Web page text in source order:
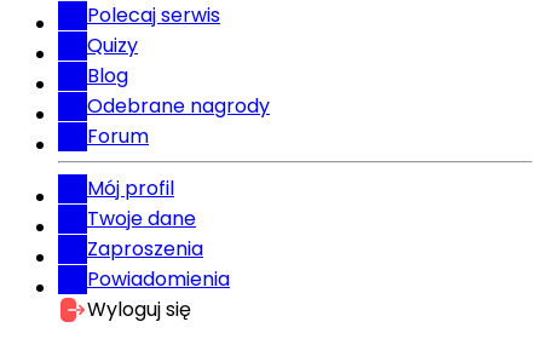
Polecaj serwis
Quizy
Blog
Odebrane nagrody
Forum
Mój profil
Twoje dane
Zaproszenia
Powiadomienia
Wyloguj się